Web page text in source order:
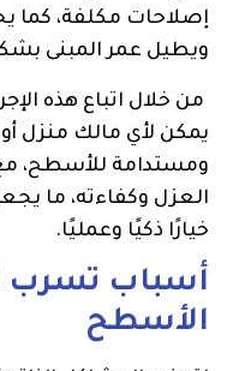
إصلاحات مكلفة، كما
ويطيل عمر المبنى
من خلال اتباع هذه
يمكن لأي مالك منزل
ومستدامة للأسطح،
العزل وكفاءته، ما
خيارًا ذكيًا وعمليًا.
أسباب تسرب
الأسطح